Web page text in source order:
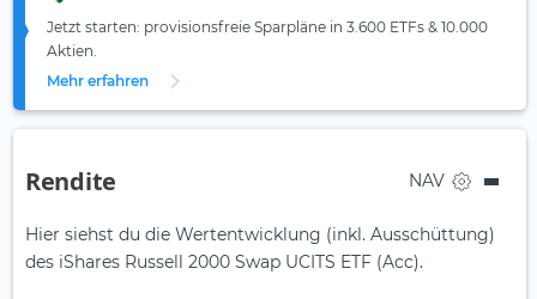
Jetzt starten: provisionsfreie Sparpläne in 3.600 ETFs & 10.000
Aktien.
Mehr erfahren
Rendite NAV
Hier siehst du die Wertentwicklung (inkl. Ausschüttung)
des iShares Russell 2000 Swap UCITS ETF (Acc).